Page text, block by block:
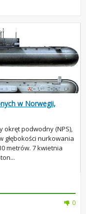
w Norwegii,
podwodny (NPS),
nurkowania
metrów. 7 kwietnia
0